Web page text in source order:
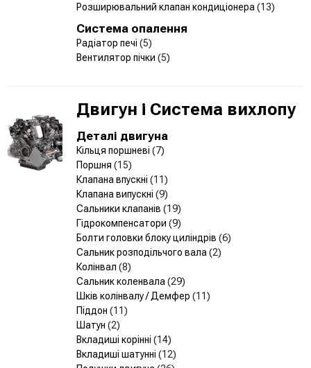
Розширювальний клапан кондиціонера (13)
Система опалення
Радіатор печі (5)
Вентилятор пічки (5)
Двигун і Система вихлопу
Деталі двигуна
Кільця поршневі (7)
Поршня (15)
Клапана впускні (11)
Клапана випускні (9)
Сальники клапанів (19)
Гідрокомпенсатори (9)
Болти головки блоку циліндрів (6)
Сальник розподільчого вала (2)
Колінвал (8)
Сальник коленвала (29)
Шків колінвалу / Демфер (11)
Піддон (11)
Шатун (2)
Вкладиші корінні (14)
Вкладиші шатунні (12)